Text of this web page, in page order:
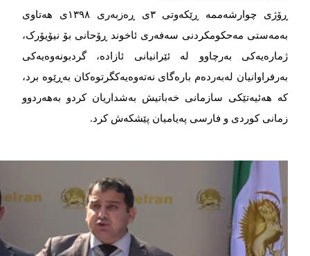
ڕۆژی چوارشه‌‌‌ممه‌‌‌ ڕێکه‌‌‌وتی ٣ی ڕه‌‌‌زبه‌‌‌ری ١٣٩٨ی هه‌‌‌تاوی
به‌‌‌‌مه‌‌‌ستی مه‌‌‌حکومکردنی سه‌‌‌فه‌‌‌ری ئاخوند ڕۆحانی بۆ نیۆیۆرک،
ژماره‌‌‌یه‌‌‌کی به‌‌‌رچاوو له‌‌‌ ئێرانیانی ئازاده‌‌‌، گردبونه‌‌‌وه‌‌‌یه‌‌‌کی
به‌‌‌رفراوانیان له‌‌‌به‌‌‌رده‌‌‌م باره‌‌‌گای نه‌‌‌ته‌‌‌وه‌‌‌یه‌‌‌کگرتوه‌‌‌کان به‌‌‌ڕێوه‌‌‌ برد،
که‌‌‌ هه‌‌‌ئیه‌‌‌تێکی سازمانی خه‌‌‌باتیش به‌‌‌شداریان کردو به‌‌‌هه‌‌‌ردوو
زمانی کوردی و فارسی په‌‌‌یامیان پێشکه‌‌‌ش کرد.